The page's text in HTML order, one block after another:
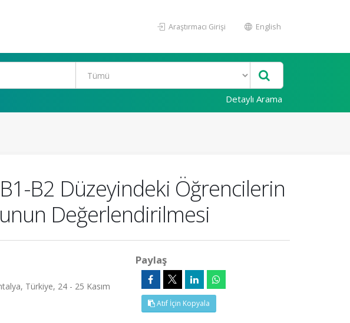
Araştırmacı Girişi English
Detaylı Arama
B2 Düzeyindeki Öğrencilerin
Değerlendirilmesi
Türkiye, 24 - 25 Kasım
Paylaş
Atıf İçin Kopyala